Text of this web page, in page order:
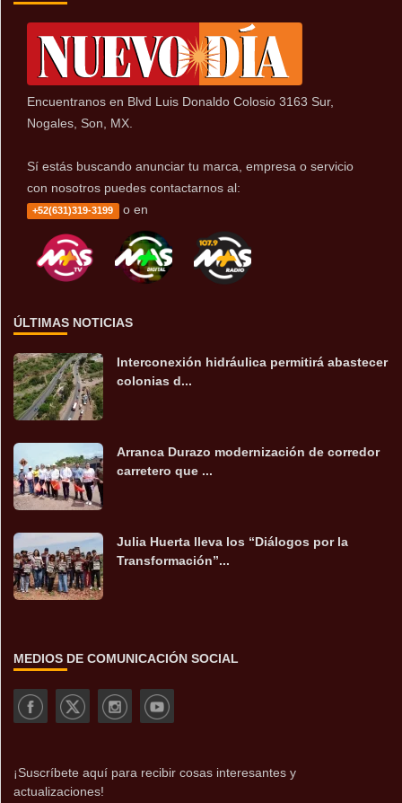
Encuentranos en Blvd Luis Donaldo Colosio 3163 Sur,
Nogales, Son, MX.
Sí estás buscando anunciar tu marca, empresa o servicio
con nosotros puedes contactarnos al:
+52(631)319-3199 o en
ÚLTIMAS NOTICIAS
Interconexión hidráulica permitirá abastecer
colonias d...
Arranca Durazo modernización de corredor
carretero que ...
Julia Huerta lleva los “Diálogos por la
Transformación”...
MEDIOS DE COMUNICACIÓN SOCIAL
¡Suscríbete aquí para recibir cosas interesantes y
actualizaciones!